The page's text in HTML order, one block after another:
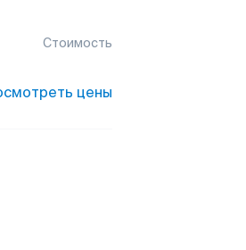
Стоимость
цены